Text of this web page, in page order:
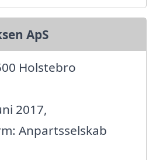
ApS
Holstebro
2017,
Anpartsselskab